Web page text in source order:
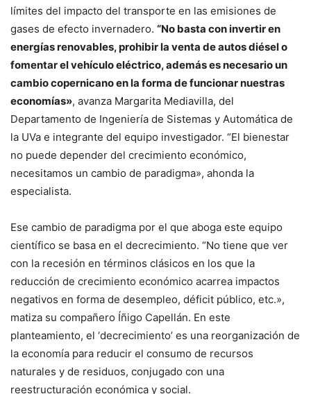
límites del impacto del transporte en las emisiones de
gases de efecto invernadero. “No basta con invertir en
energías renovables, prohibir la venta de autos diésel o
fomentar el vehículo eléctrico, además es necesario un
cambio copernicano en la forma de funcionar nuestras
economías», avanza Margarita Mediavilla, del
Departamento de Ingeniería de Sistemas y Automática de
la UVa e integrante del equipo investigador. “El bienestar
no puede depender del crecimiento económico,
necesitamos un cambio de paradigma», ahonda la
especialista.
Ese cambio de paradigma por el que aboga este equipo
científico se basa en el decrecimiento. “No tiene que ver
con la recesión en términos clásicos en los que la
reducción de crecimiento económico acarrea impactos
negativos en forma de desempleo, déficit público, etc.»,
matiza su compañero Íñigo Capellán. En este
planteamiento, el ‘decrecimiento’ es una reorganización de
la economía para reducir el consumo de recursos
naturales y de residuos, conjugado con una
reestructuración económica y social.